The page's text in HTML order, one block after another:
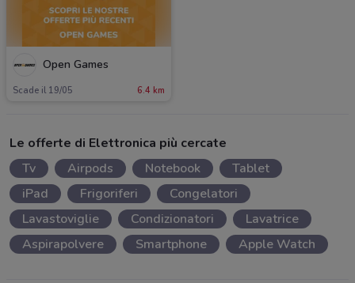
Open Games
Scade il 19/05 6.4 km
Le offerte di Elettronica più cercate
Tv
Airpods Notebook
Tablet
iPad
Frigoriferi
Congelatori
Lavastoviglie
Condizionatori
Lavatrice
Aspirapolvere
Smartphone Apple Watch